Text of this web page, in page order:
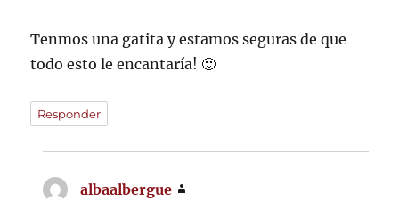
Tenmos una gatita y estamos seguras de que
todo esto le encantaría! 🙂
Responder
albaalbergue